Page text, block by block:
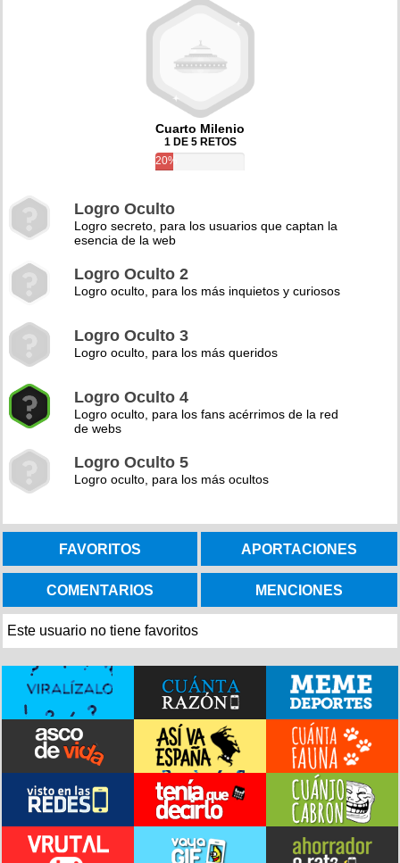
Cuarto Milenio
1 DE 5 RETOS
20%
Logro Oculto
Logro secreto, para los usuarios que captan la
esencia de la web
Logro Oculto 2
Logro oculto, para los más inquietos y curiosos
Logro Oculto 3
Logro oculto, para los más queridos
Logro Oculto 4
Logro oculto, para los fans acérrimos de la red
de webs
Logro Oculto 5
Logro oculto, para los más ocultos
FAVORITOS APORTACIONES
COMENTARIOS MENCIONES
Este usuario no tiene favoritos